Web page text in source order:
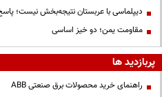
دیپلماسی با عربستان نتیجه‌بخش نیست؛
مقاومت یمن؛ دو خیز اساسی
پربازدید ها
راهنمای خرید محصولات برق صنعتی ABB